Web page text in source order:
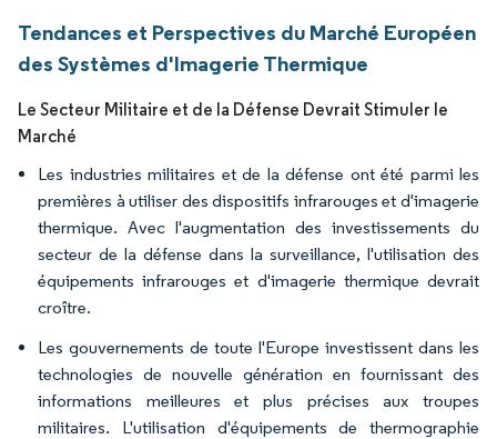
Tendances et Perspectives du Marché Européen
des Systèmes d'Imagerie Thermique
Le Secteur Militaire et de la Défense Devrait Stimuler le
Marché
Les industries militaires et de la défense ont été parmi les
premières à utiliser des dispositifs infrarouges et d'imagerie
thermique. Avec l'augmentation des investissements du
secteur de la défense dans la surveillance, l'utilisation des
équipements infrarouges et d'imagerie thermique devrait
croître.
Les gouvernements de toute l'Europe investissent dans les
technologies de nouvelle génération en fournissant des
informations meilleures et plus précises aux troupes
militaires. L'utilisation d'équipements de thermographie